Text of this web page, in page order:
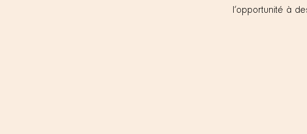
l’opportunité à